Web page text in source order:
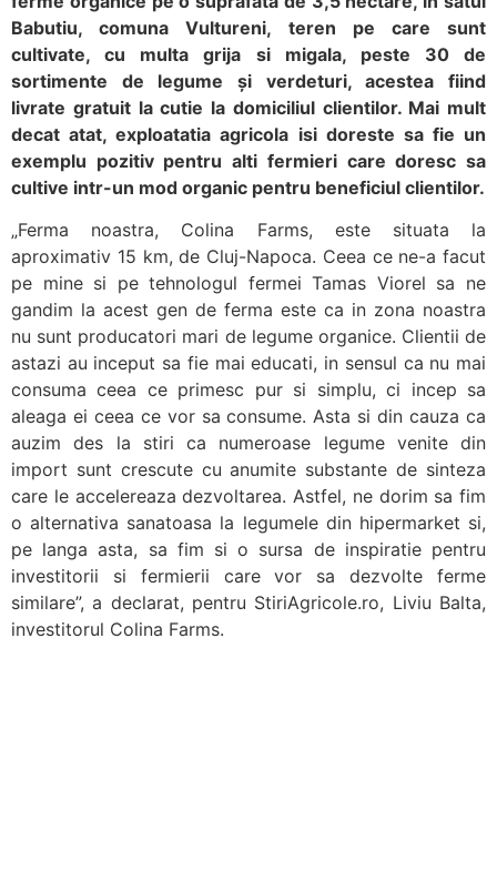
Babutiu, comuna Vultureni, teren pe care sunt
cultivate, cu multa grija si migala, peste 30 de
sortimente de legume și verdeturi, acestea fiind
livrate gratuit la cutie la domiciliul clientilor. Mai mult
decat atat, exploatatia agricola isi doreste sa fie un
exemplu pozitiv pentru alti fermieri care doresc sa
cultive intr-un mod organic pentru beneficiul clientilor.
„Ferma noastra, Colina Farms, este situata la
aproximativ 15 km, de Cluj-Napoca. Ceea ce ne-a facut
pe mine si pe tehnologul fermei Tamas Viorel sa ne
gandim la acest gen de ferma este ca in zona noastra
nu sunt producatori mari de legume organice. Clientii de
astazi au inceput sa fie mai educati, in sensul ca nu mai
consuma ceea ce primesc pur si simplu, ci incep sa
aleaga ei ceea ce vor sa consume. Asta si din cauza ca
auzim des la stiri ca numeroase legume venite din
import sunt crescute cu anumite substante de sinteza
care le accelereaza dezvoltarea. Astfel, ne dorim sa fim
o alternativa sanatoasa la legumele din hipermarket si,
pe langa asta, sa fim si o sursa de inspiratie pentru
investitorii si fermierii care vor sa dezvolte ferme
similare”, a declarat, pentru StiriAgricole.ro, Liviu Balta,
investitorul Colina Farms.